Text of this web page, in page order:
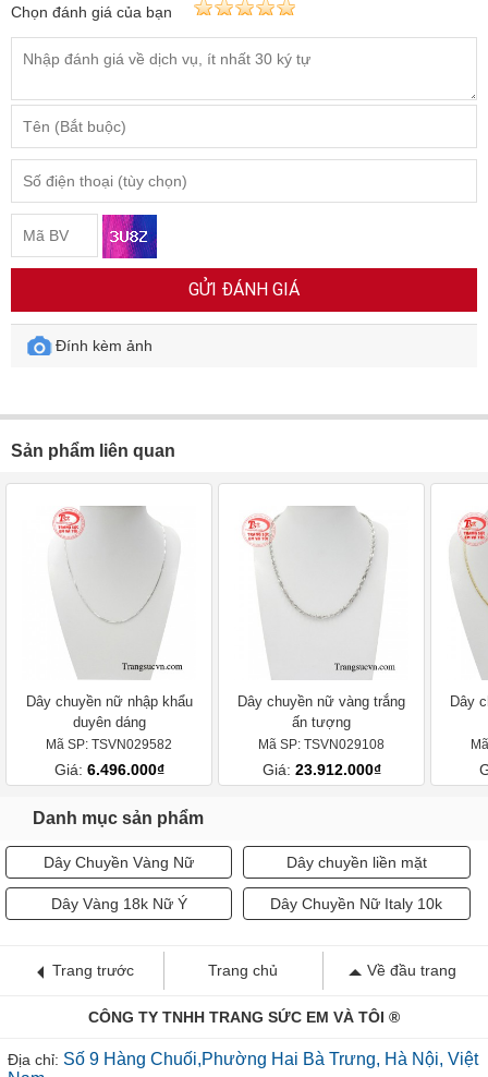
Chọn đánh giá của bạn
GỬI ĐÁNH GIÁ
Đính kèm ảnh
Sản phẩm liên quan
Dây chuyền nữ nhập khẩu
duyên dáng
Mã SP: TSVN029582
Giá: 6.496.000₫
Dây chuyền nữ vàng trắng
ấn tượng
Mã SP: TSVN029108
Giá: 23.912.000₫
Dây
Danh mục sản phẩm
Dây Chuyền Vàng Nữ Dây chuyền liền mặt
Dây Vàng 18k Nữ Ý Dây Chuyền Nữ Italy 10k
Trang trước Trang chủ Về đầu trang
CÔNG TY TNHH TRANG SỨC EM VÀ TÔI ®
Địa chỉ: Số 9 Hàng Chuối,Phường Hai Bà Trưng, Hà Nội, Việt